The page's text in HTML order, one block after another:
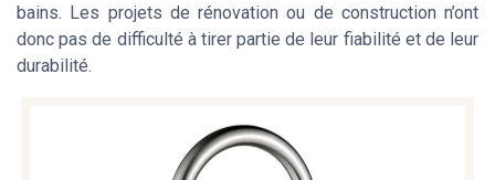
bains. Les projets de rénovation ou de construction n’ont
donc pas de difficulté à tirer partie de leur fiabilité et de leur
durabilité.